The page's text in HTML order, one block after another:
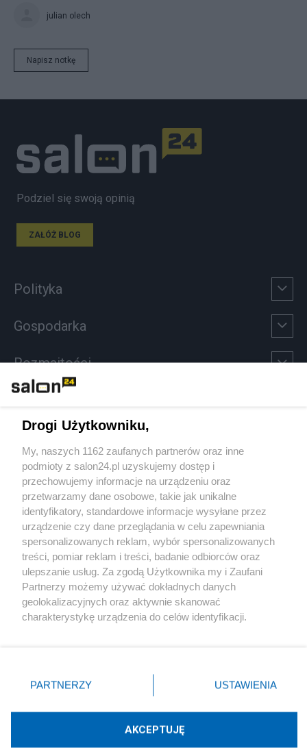
julian olech
Napisz notkę
Podziel się swoją opinią
ZAŁÓŻ BLOG
Polityka
Gospodarka
Rozmaitości
Sport
Społeczeństwo
Kultura
X Facebook Instagram Youtube
Technologię dostarcza:W3media.pl
Drogi Użytkowniku,
My, naszych 1162 zaufanych partnerów oraz inne
podmioty z salon24.pl uzyskujemy dostęp i
przechowujemy informacje na urządzeniu oraz
przetwarzamy dane osobowe, takie jak unikalne
identyfikatory, standardowe informacje wysyłane przez
urządzenie czy dane przeglądania w celu zapewniania
spersonalizowanych reklam, wybór spersonalizowanych
treści, pomiar reklam i treści, badanie odbiorców oraz
ulepszanie usług. Za zgodą Użytkownika my i Zaufani
Partnerzy możemy używać dokładnych danych
geolokalizacyjnych oraz aktywnie skanować
charakterystykę urządzenia do celów identyfikacji.
zmienić/wycofać klikając przycisk ustawień prywatności
znajdujący się w lewym dolnym rogu strony
rodzaje przetwarzania danych nie wymagają zgody
użytkownika, ale masz prawo sprzeciwić się takiemu
przetwarzaniu. Preferencje będą miały zastosowania tylko
PARTNERZY USTAWIENIA
AKCEPTUJĘ